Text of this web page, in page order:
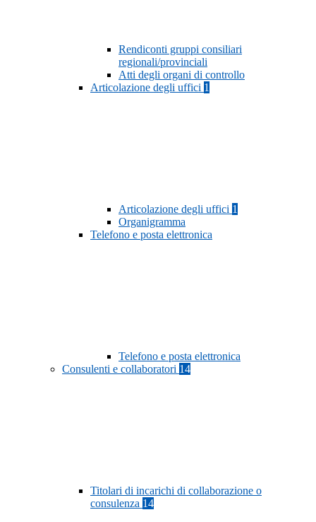
Rendiconti gruppi consiliari
regionali/provinciali
Atti degli organi di controllo
Articolazione degli uffici 1
Articolazione degli uffici 1
Organigramma
Telefono e posta elettronica
Telefono e posta elettronica
Consulenti e collaboratori 14
Titolari di incarichi di collaborazione o
consulenza 14